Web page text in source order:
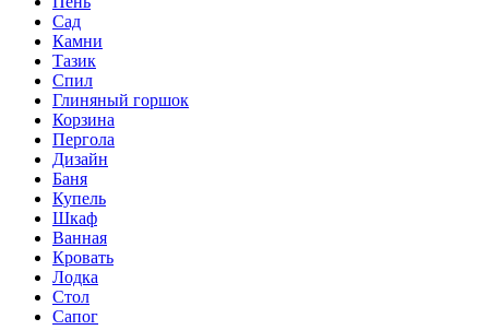
Сад
Камни
Тазик
Спил
Глиняный горшок
Корзина
Пергола
Дизайн
Баня
Купель
Шкаф
Ванная
Кровать
Лодка
Стол
Сапог